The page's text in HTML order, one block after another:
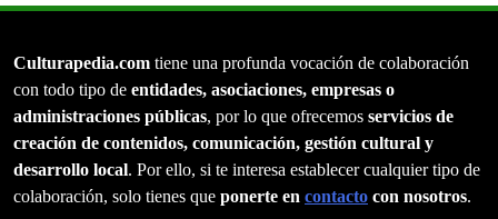
Culturapedia.com tiene una profunda vocación de colaboración
con todo tipo de entidades, asociaciones, empresas o
administraciones públicas, por lo que ofrecemos servicios de
creación de contenidos, comunicación, gestión cultural y
desarrollo local. Por ello, si te interesa establecer cualquier tipo de
colaboración, solo tienes que ponerte en contacto con nosotros.